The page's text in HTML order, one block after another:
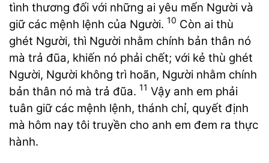
tình thương đối với những ai yêu mến Người và
giữ các mệnh lệnh của Người. 10 Còn ai thù
ghét Người, thì Người nhằm chính bản thân nó
mà trả đũa, khiến nó phải chết; với kẻ thù ghét
Người, Người không trì hoãn, Người nhằm chính
bản thân nó mà trả đũa. 11 Vậy anh em phải
tuân giữ các mệnh lệnh, thánh chỉ, quyết định
mà hôm nay tôi truyền cho anh em đem ra thực
hành.